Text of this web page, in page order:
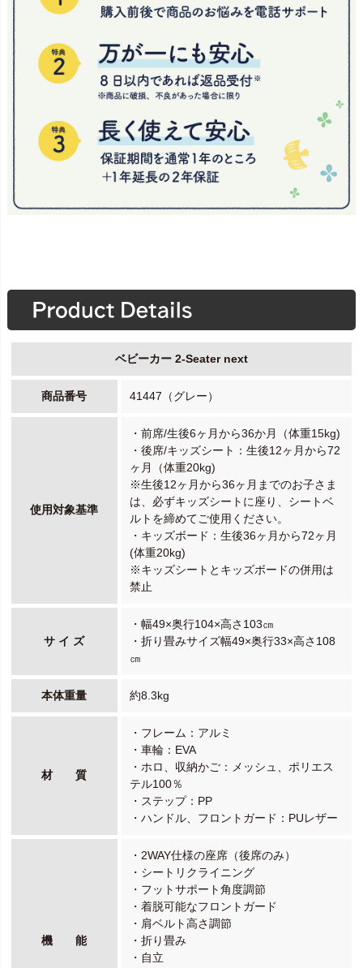
ベビーカー 2-Seater next
商品番号 41447（グレー）
使用対象基準
・前席/生後6ヶ月から36か月（体重15kg)
・後席/キッズシート：生後12ヶ月から72
ヶ月（体重20kg)
※生後12ヶ月から36ヶ月までのお子さま
は、必ずキッズシートに座り、シートベ
ルトを締めてご使用ください。
・キッズボード：生後36ヶ月から72ヶ月
(体重20kg)
※キッズシートとキッズボードの併用は
禁止
サ イ ズ
・幅49×奥行104×高さ103㎝
・折り畳みサイズ幅49×奥行33×高さ108
㎝
本体重量 約8.3kg
材 質
・フレーム：アルミ
・車輪：EVA
・ホロ、収納かご：メッシュ、ポリエス
テル100％
・ステップ：PP
・ハンドル、フロントガード：PUレザー
機 能
・2WAY仕様の座席（後席のみ）
・シートリクライニング
・フットサポート角度調節
・着脱可能なフロントガード
・肩ベルト高さ調節
・折り畳み
・自立